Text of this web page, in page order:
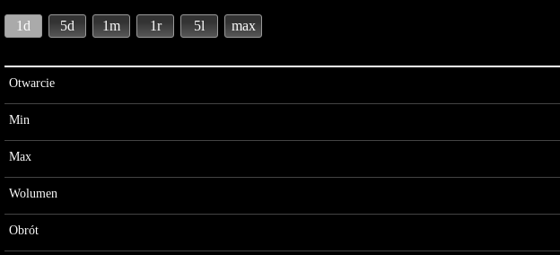
1d 5d 1m 1r 5l max
Otwarcie
Min
Max
Wolumen
Obrót